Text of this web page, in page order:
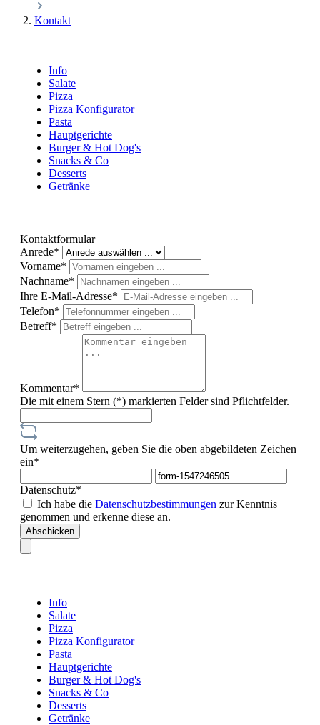
Kontakt
Info
Salate
Pizza
Pizza Konfigurator
Pasta
Hauptgerichte
Burger & Hot Dog's
Snacks & Co
Desserts
Getränke
Kontaktformular
Anrede*
Vorname*
Nachname*
Ihre E-Mail-Adresse*
Telefon*
Betreff*
Kommentar*
Die mit einem Stern (*) markierten Felder sind Pflichtfelder.
Um weiterzugehen, geben Sie die oben abgebildeten Zeichen
ein*
Datenschutz*
Ich habe die Datenschutzbestimmungen zur Kenntnis
genommen und erkenne diese an.
Abschicken
Info
Salate
Pizza
Pizza Konfigurator
Pasta
Hauptgerichte
Burger & Hot Dog's
Snacks & Co
Desserts
Getränke